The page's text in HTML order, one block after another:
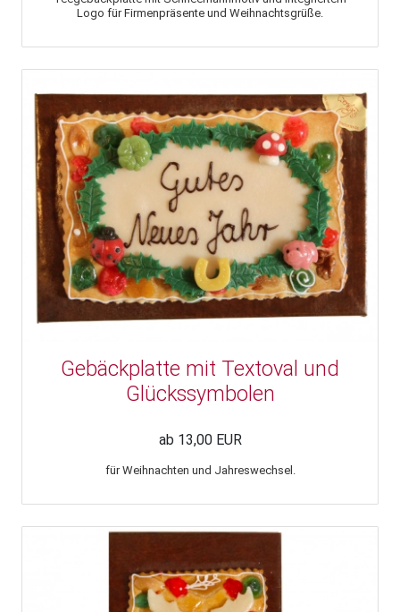
Logo für Firmenpräsente und Weihnachtsgrüße.
Gebäckplatte mit Textoval und
Glückssymbolen
ab 13,00 EUR
für Weihnachten und Jahreswechsel.